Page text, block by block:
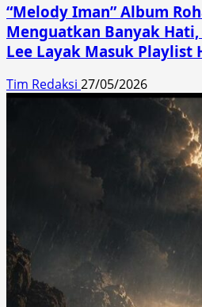
“Melody Iman” Album
Menguatkan Banyak
Lee Layak Masuk Playlist
Tim Redaksi 27/05/2026